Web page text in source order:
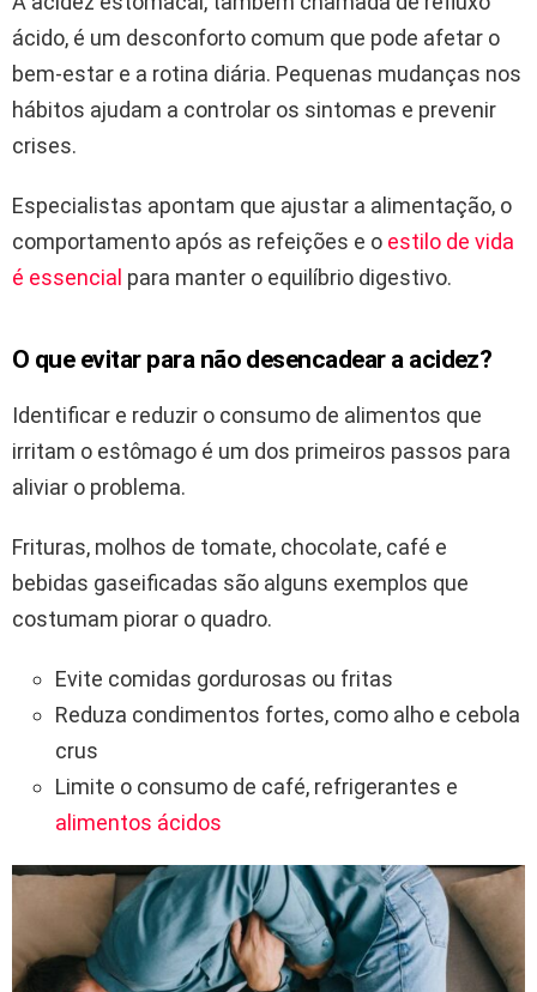
ácido, é um desconforto comum que pode afetar o
bem-estar e a rotina diária. Pequenas mudanças nos
hábitos ajudam a controlar os sintomas e prevenir
crises.
Especialistas apontam que ajustar a alimentação, o
comportamento após as refeições e o estilo de vida
é essencial para manter o equilíbrio digestivo.
O que evitar para não desencadear a acidez?
Identificar e reduzir o consumo de alimentos que
irritam o estômago é um dos primeiros passos para
aliviar o problema.
Frituras, molhos de tomate, chocolate, café e
bebidas gaseificadas são alguns exemplos que
costumam piorar o quadro.
Evite comidas gordurosas ou fritas
Reduza condimentos fortes, como alho e cebola
crus
Limite o consumo de café, refrigerantes e
alimentos ácidos